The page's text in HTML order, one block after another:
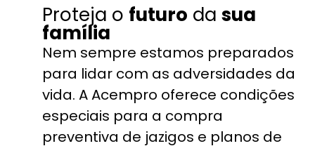
Proteja o futuro da sua
família
Nem sempre estamos preparados
para lidar com as adversidades da
vida. A Acempro oferece condições
especiais para a compra
preventiva de jazigos e planos de